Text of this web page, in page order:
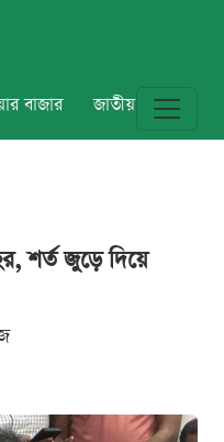
বাজার জাতীয় বিশ্ব
শর্ত জুড়ে দিয়ে